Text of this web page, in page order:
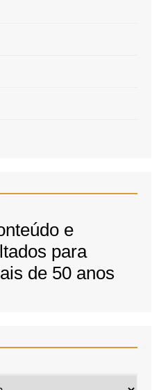
e
para
de 50 anos